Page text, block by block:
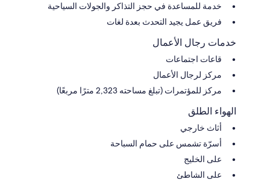
خدمة للمساعدة في حجز التذاكر والجولات السياحية
فريق عمل يجيد التحدث بعدة لغات
خدمات رجال الأعمال
قاعات اجتماعات
مركز لرجال الأعمال
مركز للمؤتمرات (تبلغ مساحته 2,323 مترًا مربعًا)
الهواء الطلق
أثاث خارجي
أسرّة تشمس على حمام السباحة
على الخليج
على الشاطئ